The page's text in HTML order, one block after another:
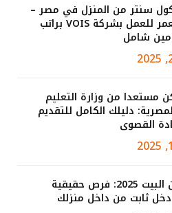
سنتر من المنزل في مصر –
فرصة العمر للعمل بشركة VOIS براتب
شامل
مستعدا من وزارة التعليم
دليلك الكامل للتقديم
القصوى
شغل من البيت 2025: فرص حقيقية
ثابت من داخل منزلك